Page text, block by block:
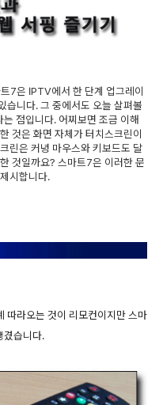
7은 IPTV에서 한 단계 업그레이
습니다. 그 중에서도 오늘 살펴볼
점입니다. 어찌보면 조금 이해
것은 화면 자체가 터치스크린이
린은 커녕 마우스와 키보드도 달
것일까요? 스마트7은 이러한 문
시합니다.
따라오는 것이 리모컨이지만 스마
겼습니다.